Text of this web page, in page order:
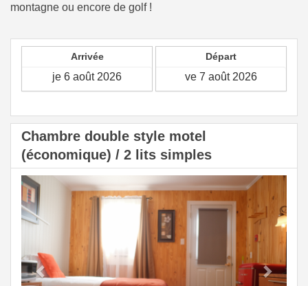
montagne ou encore de golf !
Arrivée Départ
Chambre double style motel
(économique) / 2 lits simples
Previous
Next